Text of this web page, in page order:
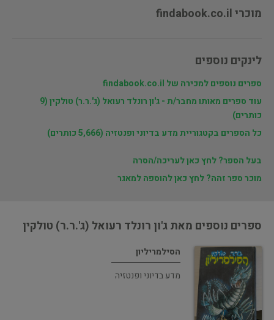
מוכרי findabook.co.il
לינקים נוספים
ספרים נוספים למכירה של findabook.co.il
עוד ספרים מאותו מחבר/ת - ג'ון רונלד רעואל (ג'.ר.ר) טולקין (9
כותרים)
כל הספרים בקטגוריית מדע בדיוני ופנטזיה (5,666 כותרים)
בעל הספר? לחץ כאן לעריכה/הסרה
מוכר ספר זהה? לחץ כאן להוספה למאגר
ספרים נוספים מאת ג'ון רונלד רעואל (ג'.ר.ר) טולקין
הסילמריליון
מדע בדיוני ופנטזיה